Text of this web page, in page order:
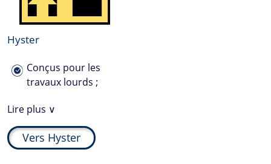
Hyster
Conçus pour les
travaux lourds ;
derniers
développements
technologiques ;
Impact minimal sur
Lire plus ∨
Vers Hyster